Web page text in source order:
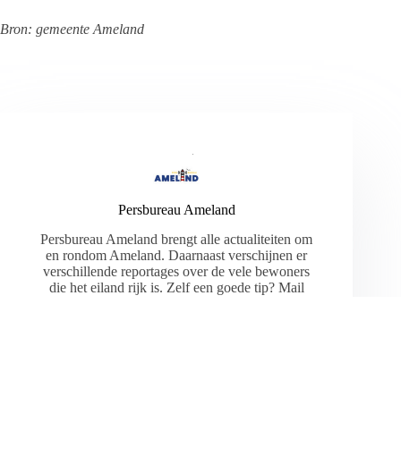
Bron: gemeente Ameland
Persbureau Ameland
Persbureau Ameland brengt alle actualiteiten om
en rondom Ameland. Daarnaast verschijnen er
verschillende reportages over de vele bewoners
die het eiland rijk is. Zelf een goede tip? Mail